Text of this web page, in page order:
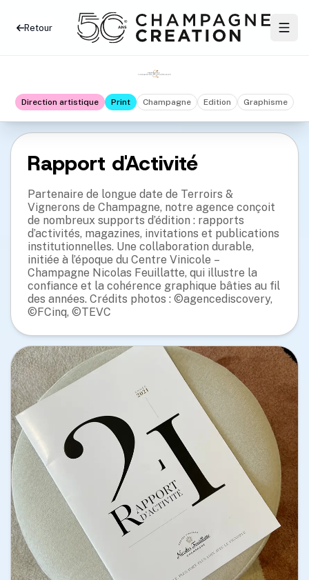
Retour
Direction artistique Print Champagne Edition Graphisme
Rapport d'Activité
Partenaire de longue date de Terroirs &
Vignerons de Champagne, notre agence conçoit
de nombreux supports d’édition : rapports
d’activités, magazines, invitations et publications
institutionnelles. Une collaboration durable,
initiée à l’époque du Centre Vinicole –
Champagne Nicolas Feuillatte, qui illustre la
confiance et la cohérence graphique bâties au fil
des années. Crédits photos : ©agencediscovery,
©FCinq, ©TEVC